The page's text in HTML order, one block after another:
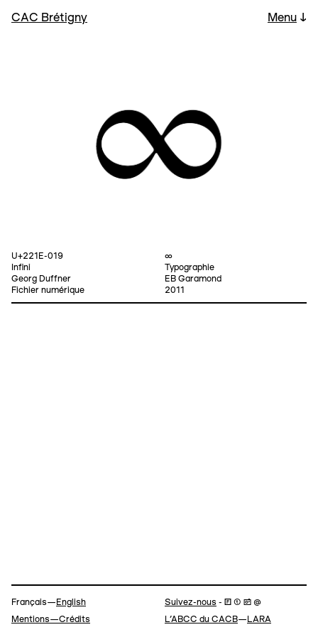
CAC Brétigny Menu ↓
U+221E-019
Infini
∞
Typographie
Georg Duffner
Fichier numérique
EB Garamond
2011
Navigation
Français— English Suivez-nous - 🄵 ⓣ 📷 @
Mentions—Crédits L’ABCC du CACB— LARA